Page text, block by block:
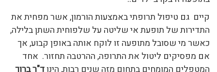
קיים גם טיפול תרופתי באמצעות הורמון, אשר מפחית את
התדירות של תופעת אי שליטה על שלפוחית השתן בלילה,
כאשר מי שסובל מתופעה זו לוקח אותה באופן קבוע, אך
אם מפסיקים ליטול את התרופה, ההרטבה תחזור. אחד